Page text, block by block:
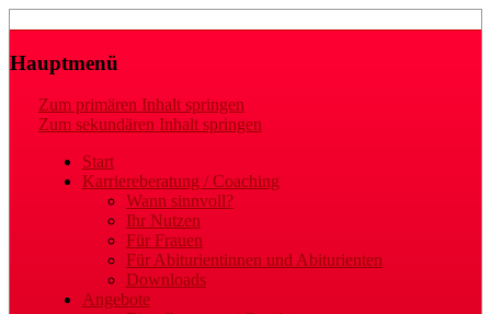
Gaby Regler
Hauptmenü
Zum primären Inhalt springen
Zum sekundären Inhalt springen
Start
Karriereberatung / Coaching
Wann sinnvoll?
Ihr Nutzen
Für Frauen
Für Abiturientinnen und Abiturienten
Downloads
Angebote